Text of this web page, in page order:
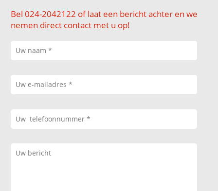
Bel 024-2042122 of laat een bericht achter en we
nemen direct contact met u op!